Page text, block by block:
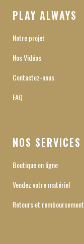
PLAY ALWAYS
Notre projet
Nos Vidéos
Contactez-nous
FAQ
NOS SERVICES
Boutique en ligne
Vendez votre matériel
Retours et remboursement